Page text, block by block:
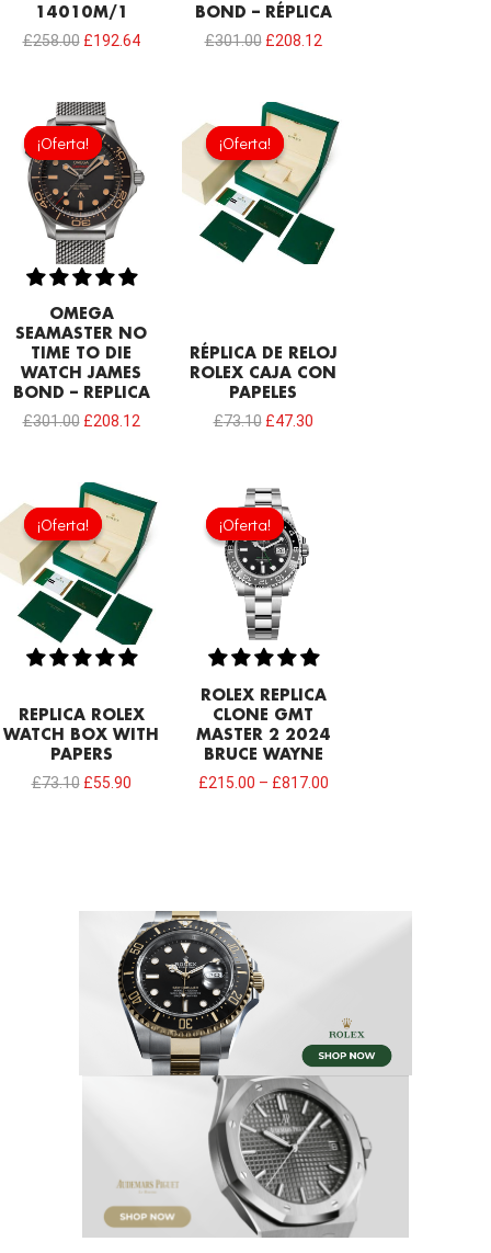
14010M/1
£258.00 £192.64
BOND – RÉPLICA
£301.00 £208.12
¡Oferta!
¡Oferta!
OMEGA
SEAMASTER NO
TIME TO DIE
WATCH JAMES
BOND – REPLICA
£301.00
El
precio
original
era:
£301.00.
£208.12
es:
£208.12.
¡Oferta!
¡Oferta!
RÉPLICA DE RELOJ
ROLEX CAJA CON
PAPELES
£73.10
El
precio
original
era:
£73.10.
£47.30
El
precio
actual
es:
£47.30.
¡Oferta!
¡Oferta!
REPLICA ROLEX
WATCH BOX WITH
PAPERS
£73.10
El
precio
original
era:
£73.10.
£55.90
El
precio
actual
es:
£55.90.
¡Oferta!
¡Oferta!
ROLEX REPLICA
CLONE GMT
MASTER 2 2024
BRUCE WAYNE
£215.00 – £817.00